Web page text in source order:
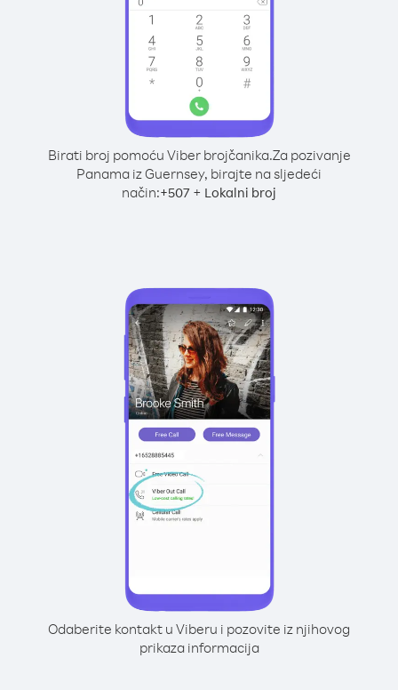
Birati broj pomoću Viber brojčanika.Za pozivanje
Panama iz Guernsey, birajte na sljedeći
način:+507 + Lokalni broj
Odaberite kontakt u Viberu i pozovite iz njihovog
prikaza informacija